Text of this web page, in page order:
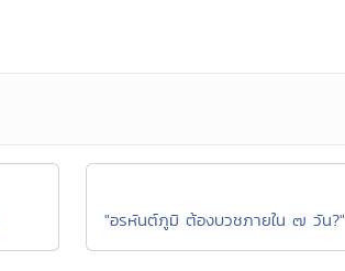
"อรหันต์ภูมิ ต้องบวชภายใน ๗ วัน?"